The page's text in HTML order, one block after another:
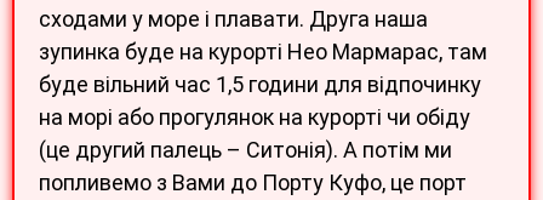
сходами у море і плавати. Друга наша
зупинка буде на курорті Нео Мармарас, там
буде вільний час 1,5 години для відпочинку
на морі або прогулянок на курорті чи обіду
(це другий палець – Ситонія). А потім ми
попливемо з Вами до Порту Куфо, це порт